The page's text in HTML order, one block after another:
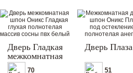
Дверь Гладкая
межкомнатная
70
Дверь Плаза
51